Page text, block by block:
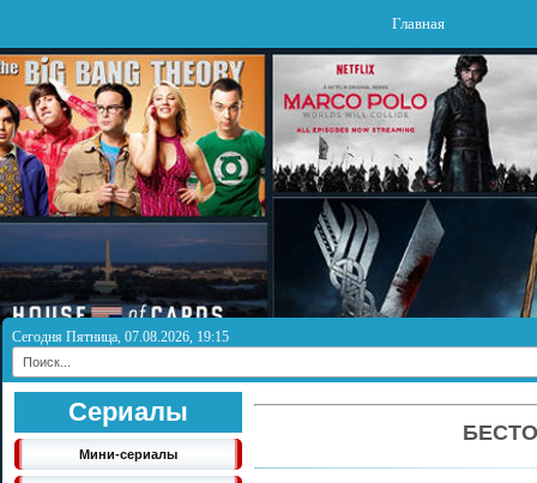
Главная
Сегодня Пятница, 07.08.2026, 19:15
Сериалы
Мини-сериалы